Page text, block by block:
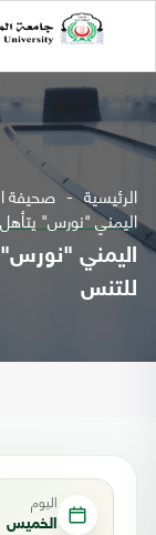
الرئيسية صحيفة
اليمني "نورس"
اليمني "نورس"
للتنس
اليوم
الخميس